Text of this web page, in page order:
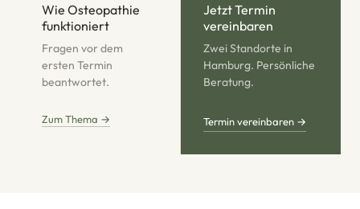
Wie Osteopathie
funktioniert
Fragen vor dem
ersten Termin
beantwortet.
Zum Thema →
Jetzt Termin
vereinbaren
Zwei Standorte in
Hamburg. Persönliche
Beratung.
Termin vereinbaren →